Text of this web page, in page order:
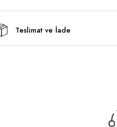
Teslimat ve İade